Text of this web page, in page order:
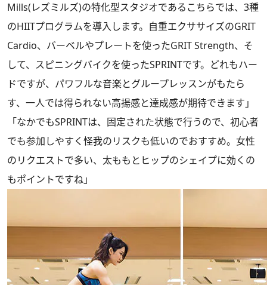
Mills(レズミルズ)の特化型スタジオであるこちらでは、3種
のHIITプログラムを導入します。自重エクササイズのGRIT
Cardio、バーベルやプレートを使ったGRIT Strength、そ
して、スピニングバイクを使ったSPRINTです。どれもハー
ドですが、パワフルな音楽とグループレッスンがもたら
す、一人では得られない高揚感と達成感が期待できます」
「なかでもSPRINTは、固定された状態で行うので、初心者
でも参加しやすく怪我のリスクも低いのでおすすめ。女性
のリクエストで多い、太ももとヒップのシェイプに効くの
もポイントですね」